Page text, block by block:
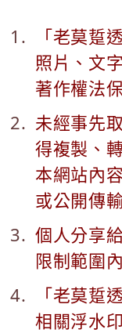
「老莫踅
照片、文
著作權法
未經事先
得複製、
本網站內
或公開傳
個人分享
限制範圍
「老莫踅
相關浮水